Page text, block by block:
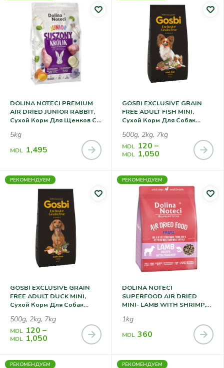
DOLINA NOTECI PREMIUM
AIR DRIED JUNIOR RABBIT,
Сухой Корм Для Щенков С
5kg
MDL 1,495
GOSBI EXCLUSIVE GRAIN
FREE ADULT FISH MINI,
Сухой Корм Для Собак
500g, 2kg, 7kg
MDL 120 –
MDL 1,050
РЕКОМЕНДУЕМ
GOSBI EXCLUSIVE GRAIN
FREE ADULT DUCK MINI,
Сухой Корм Для Собак
500g, 2kg, 7kg
MDL 120 –
MDL 1,050
РЕКОМЕНДУЕМ
DOLINA NOTECI
SUPERFOOD AIR DRIED
MINI- LAMB WITH SHRIMP,
Мелких Пород С Ягненком
И Креветками
1kg
MDL 360
РЕКОМЕНДУЕМ РЕКОМЕНДУЕМ